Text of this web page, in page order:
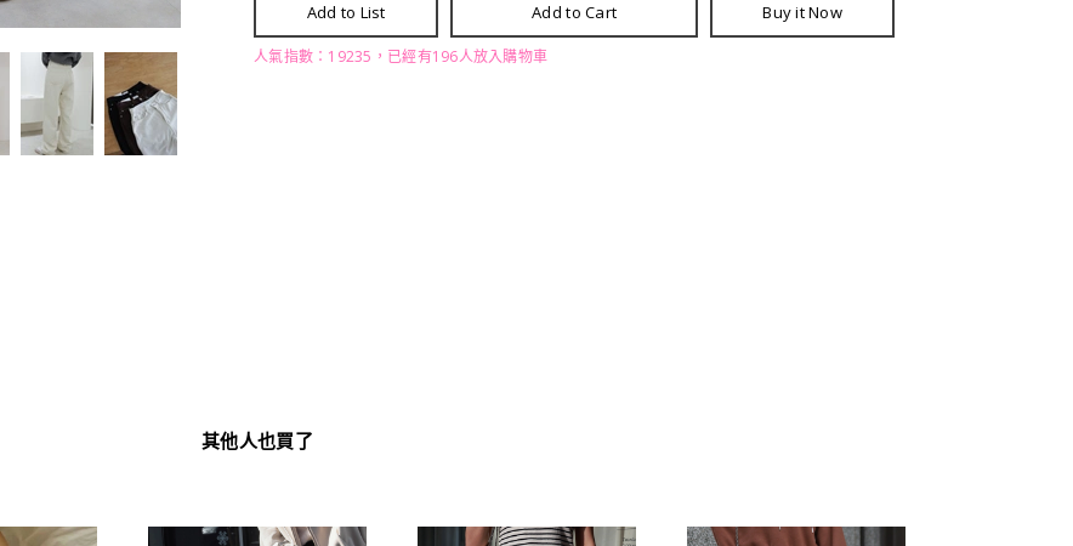
Add to List
Add to Cart
Buy it Now
人氣指數：19235，已經有196人放入購物車
其他人也買了